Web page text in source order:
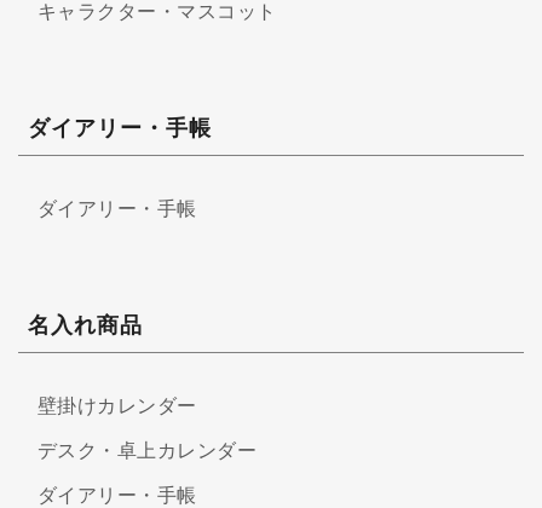
キャラクター・マスコット
ダイアリー・手帳
ダイアリー・手帳
名入れ商品
壁掛けカレンダー
デスク・卓上カレンダー
ダイアリー・手帳